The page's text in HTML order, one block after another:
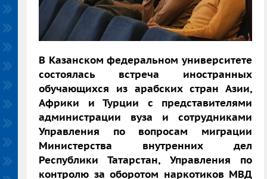
В Казанском федеральном университете
состоялась встреча иностранных
обучающихся из арабских стран Азии,
Африки и Турции с представителями
администрации вуза и сотрудниками
Управления по вопросам миграции
Министерства внутренних дел
Республики Татарстан, Управления по
контролю за оборотом наркотиков МВД